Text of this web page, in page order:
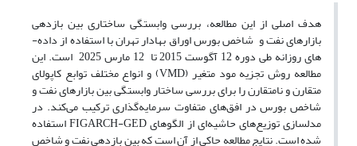
هدف اصلی از این مطالعه، بررسی وابستگی ساختاری بین بازدهی
بازارهای نفت و شاخص بورس اوراق بهادار تهران با استفاده از داده­
های روزانه طی دوره 12 آگوست 2015 تا 12 مارس 2025 است. این
مطالعه روش تجزیه مود متغیر (VMD) و انواع مختلف توابع کاپولای
متقارن و نامتقارن را برای بررسی ساختار وابستگی بین بازارهای نفت و
شاخص بورس در افق‌های متفاوت سرمایه‌گذاری ترکیب می‌کند. در
مدل­سازی توزیع‌های حاشیه‌ای از الگوهایFIGARCH-GEDاستفاده
شده است. نتایج مطالعه حاکی از آن است که بین بازدهی نفت و شاخص